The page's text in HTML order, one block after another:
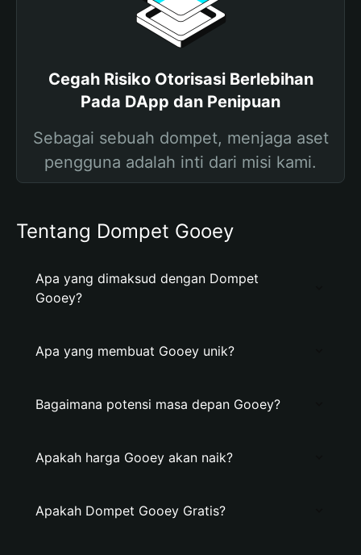
Cegah Risiko Otorisasi Berlebihan
Pada DApp dan Penipuan
Sebagai sebuah dompet, menjaga aset
pengguna adalah inti dari misi kami.
Tentang Dompet Gooey
Apa yang dimaksud dengan Dompet
Gooey?
Apa yang membuat Gooey unik?
Bagaimana potensi masa depan Gooey?
Apakah harga Gooey akan naik?
Apakah Dompet Gooey Gratis?